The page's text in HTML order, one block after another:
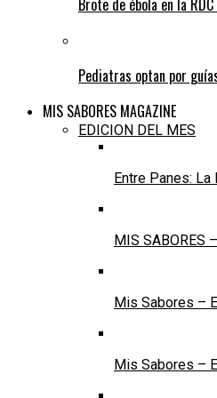
Brote de ébola en la
Pediatras optan por
MIS SABORES MAGAZINE
EDICION DEL MES
Entre Panes:
MIS SABORES
Mis Sabores –
Mis Sabores –